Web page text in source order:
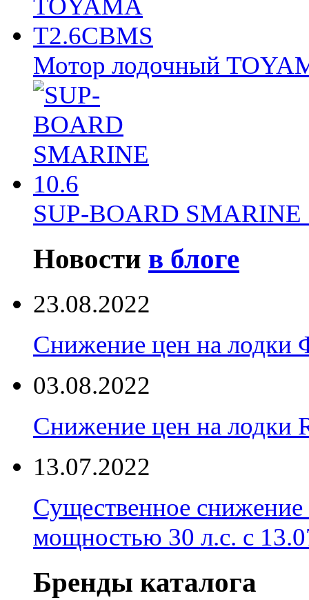
Мотор лодочный
SUP-BOARD
Новости в блоге
23.08.2022
Снижение цен на
03.08.2022
Снижение цен на лодки
13.07.2022
Существенное
мощностью 30 л.с. с
Бренды каталога